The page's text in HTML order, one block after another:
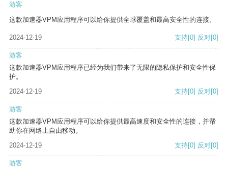
游客
这款加速器VPM应用程序可以给你提供全球覆盖和最高安全性的连接。
2024-12-19 支持[0] 反对[0]
游客
这款加速器VPM应用程序已经为我们带来了无限的隐私保护和安全性保
护。
2024-12-19
支持[0] 反对[0]
游客
这款加速器VPM应用程序可以给你提供最高速度和安全性的连接，并帮
助你在网络上自由移动。
2024-12-19
支持[0] 反对[0]
游客